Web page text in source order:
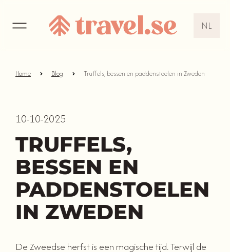
NL
DE
Home Blog Truffels, bessen en paddenstoelen in Zweden
10-10-2025
TRUFFELS,
BESSEN EN
PADDENSTOELEN
IN ZWEDEN
De Zweedse herfst is een magische tijd. Terwijl de